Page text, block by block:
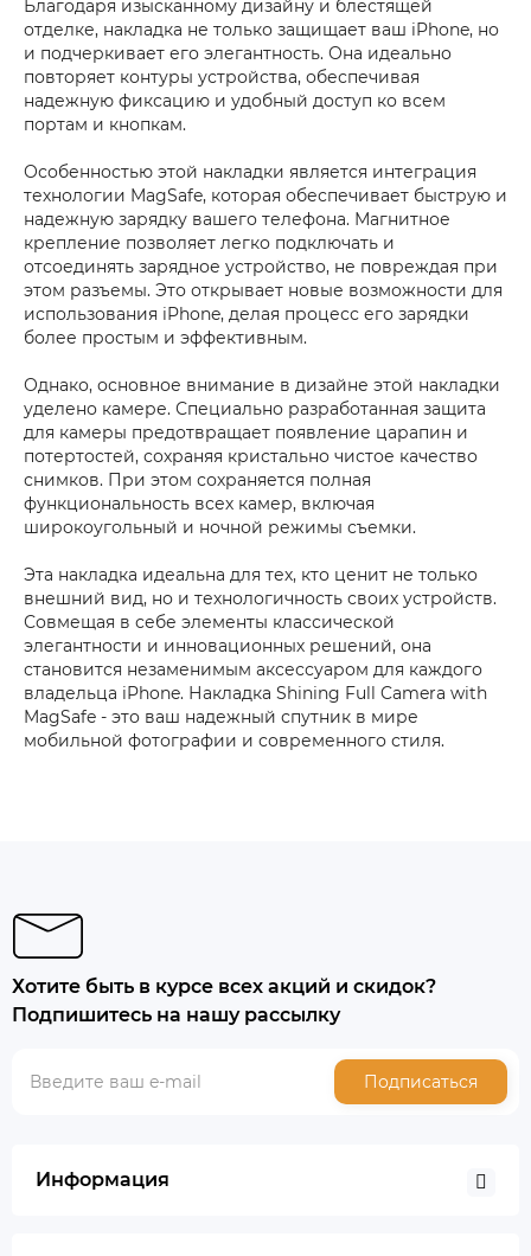
Благодаря изысканному дизайну и блестящей
отделке, накладка не только защищает ваш iPhone, но
и подчеркивает его элегантность. Она идеально
повторяет контуры устройства, обеспечивая
надежную фиксацию и удобный доступ ко всем
портам и кнопкам.
Особенностью этой накладки является интеграция
технологии MagSafe, которая обеспечивает быструю и
надежную зарядку вашего телефона. Магнитное
крепление позволяет легко подключать и
отсоединять зарядное устройство, не повреждая при
этом разъемы. Это открывает новые возможности для
использования iPhone, делая процесс его зарядки
более простым и эффективным.
Однако, основное внимание в дизайне этой накладки
уделено камере. Специально разработанная защита
для камеры предотвращает появление царапин и
потертостей, сохраняя кристально чистое качество
снимков. При этом сохраняется полная
функциональность всех камер, включая
широкоугольный и ночной режимы съемки.
Эта накладка идеальна для тех, кто ценит не только
внешний вид, но и технологичность своих устройств.
Совмещая в себе элементы классической
элегантности и инновационных решений, она
становится незаменимым аксессуаром для каждого
владельца iPhone. Накладка Shining Full Camera with
MagSafe - это ваш надежный спутник в мире
мобильной фотографии и современного стиля.
Хотите быть в курсе всех акций и скидок?
Подпишитесь на нашу рассылку
Подписаться
Информация